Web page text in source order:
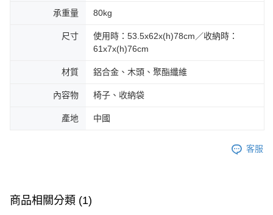
承重量 80kg
尺寸
使用時：53.5x62x(h)78cm／收納時：
61x7x(h)76cm
材質 鋁合金、木頭、聚酯纖維
內容物 椅子、收納袋
產地 中國
客服
商品相關分類 (1)